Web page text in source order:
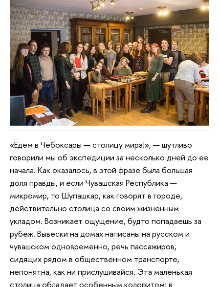
«Едем в Чебоксары — столицу мира!», — шутливо
говорили мы об экспедиции за несколько дней до ее
начала. Как оказалось, в этой фразе была большая
доля правды, и если Чувашская Республика —
микромир, то Шупашкар, как говорят в городе,
действительно столица со своим жизненным
укладом. Возникает ощущение, будто попадаешь за
рубеж. Вывески на домах написаны на русском и
чувашском одновременно, речь пассажиров,
сидящих рядом в общественном транспорте,
непонятна, как ни прислушивайся. Эта маленькая
столица обладает особенным колоритом: в